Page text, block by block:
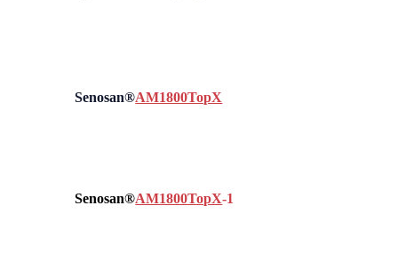
Senosan®AM1800TopX
Senosan®AM1800TopX-1